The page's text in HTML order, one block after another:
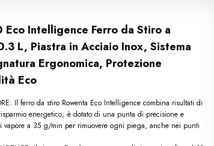
Eco Intelligence Ferro da Stiro a
L, Piastra in Acciaio Inox, Sistema
Ergonomica, Protezione
Eco
Il ferro da stiro Rowenta Eco Intelligence combina risultati di
energetico; è dotato di una punta di precisione e
vapore a 35 g/min per rimuovere ogni piega, anche nei punti